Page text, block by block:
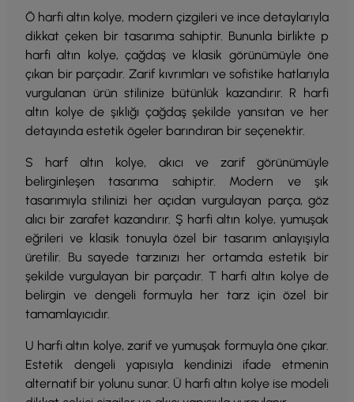
Ö harfi altın kolye, modern çizgileri ve ince detaylarıyla
dikkat çeken bir tasarıma sahiptir. Bununla birlikte p
harfi altın kolye, çağdaş ve klasik görünümüyle öne
çıkan bir parçadır. Zarif kıvrımları ve sofistike hatlarıyla
vurgulanan ürün stilinize bütünlük kazandırır. R harfi
altın kolye de şıklığı çağdaş şekilde yansıtan ve her
detayında estetik ögeler barındıran bir seçenektir.
S harf altın kolye, akıcı ve zarif görünümüyle
belirginleşen tasarıma sahiptir. Modern ve şık
tasarımıyla stilinizi her açıdan vurgulayan parça, göz
alıcı bir zarafet kazandırır. Ş harfi altın kolye, yumuşak
eğrileri ve klasik tonuyla özel bir tasarım anlayışıyla
üretilir. Bu sayede tarzınızı her ortamda estetik bir
şekilde vurgulayan bir parçadır. T harfi altın kolye de
belirgin ve dengeli formuyla her tarz için özel bir
tamamlayıcıdır.
U harfi altın kolye, zarif ve yumuşak formuyla öne çıkar.
Estetik dengeli yapısıyla kendinizi ifade etmenin
alternatif bir yolunu sunar. Ü harfi altın kolye ise modeli